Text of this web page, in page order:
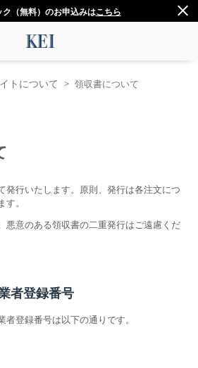
（無料）のお申込みはこちら
トについて > 領収書について
発行いたします。原則、発行は各注文につ
。
悪意のある領収書の二重発行はご遠慮くだ
者登録番号
登録番号は以下の通りです。